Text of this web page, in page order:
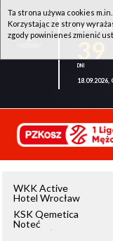
WKK
18.09.2026,
WKK Active
Hotel Wrocław
KSK Qemetica
Noteć
Inowrocław
Ta strona używa cookies
Korzystając ze strony
zgody powinieneś zmienić